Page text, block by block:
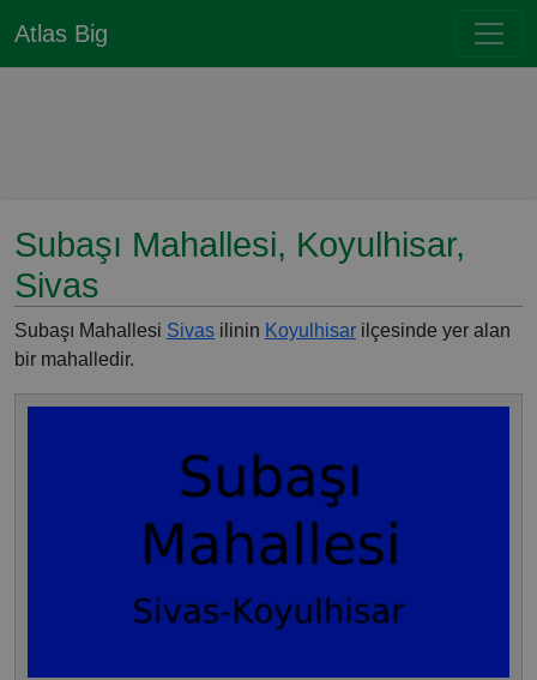
Atlas Big
Subaşı Mahallesi, Koyulhisar,
Sivas
Subaşı Mahallesi Sivas ilinin Koyulhisar ilçesinde yer alan
bir mahalledir.